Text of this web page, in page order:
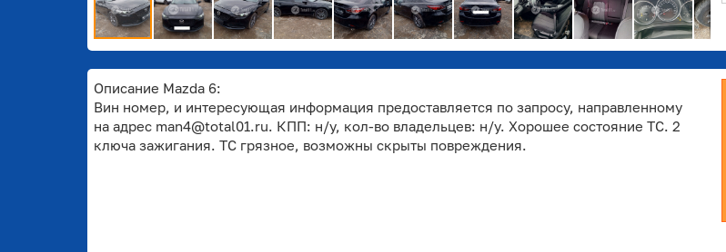
Описание Mazda 6:
Вин номер, и интересующая информация предоставляется по запросу, направленному
на адрес man4@total01.ru. КПП: н/у, кол-во владельцев: н/у. Хорошее состояние ТС. 2
ключа зажигания. ТС грязное, возможны скрыты повреждения.